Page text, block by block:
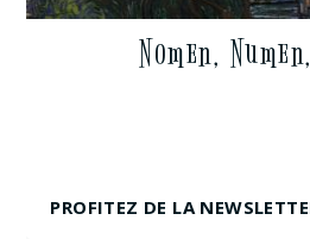
Nomen,
PROFITEZ DE LA